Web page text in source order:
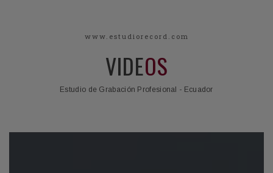
www.estudiorecord.com
VIDEOS
Estudio de Grabación Profesional - Ecuador